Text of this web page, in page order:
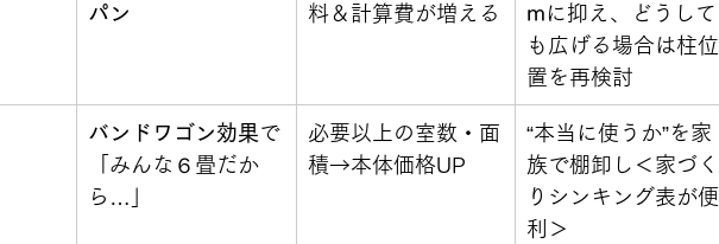
パン
料＆計算費が増える
mに抑え、どうして
も広げる場合は柱位
置を再検討
バンドワゴン効果で
「みんな６畳だか
ら…」
必要以上の室数・面
積→本体価格UP
“本当に使うか”を家
族で棚卸し＜家づく
りシンキング表が便
利＞